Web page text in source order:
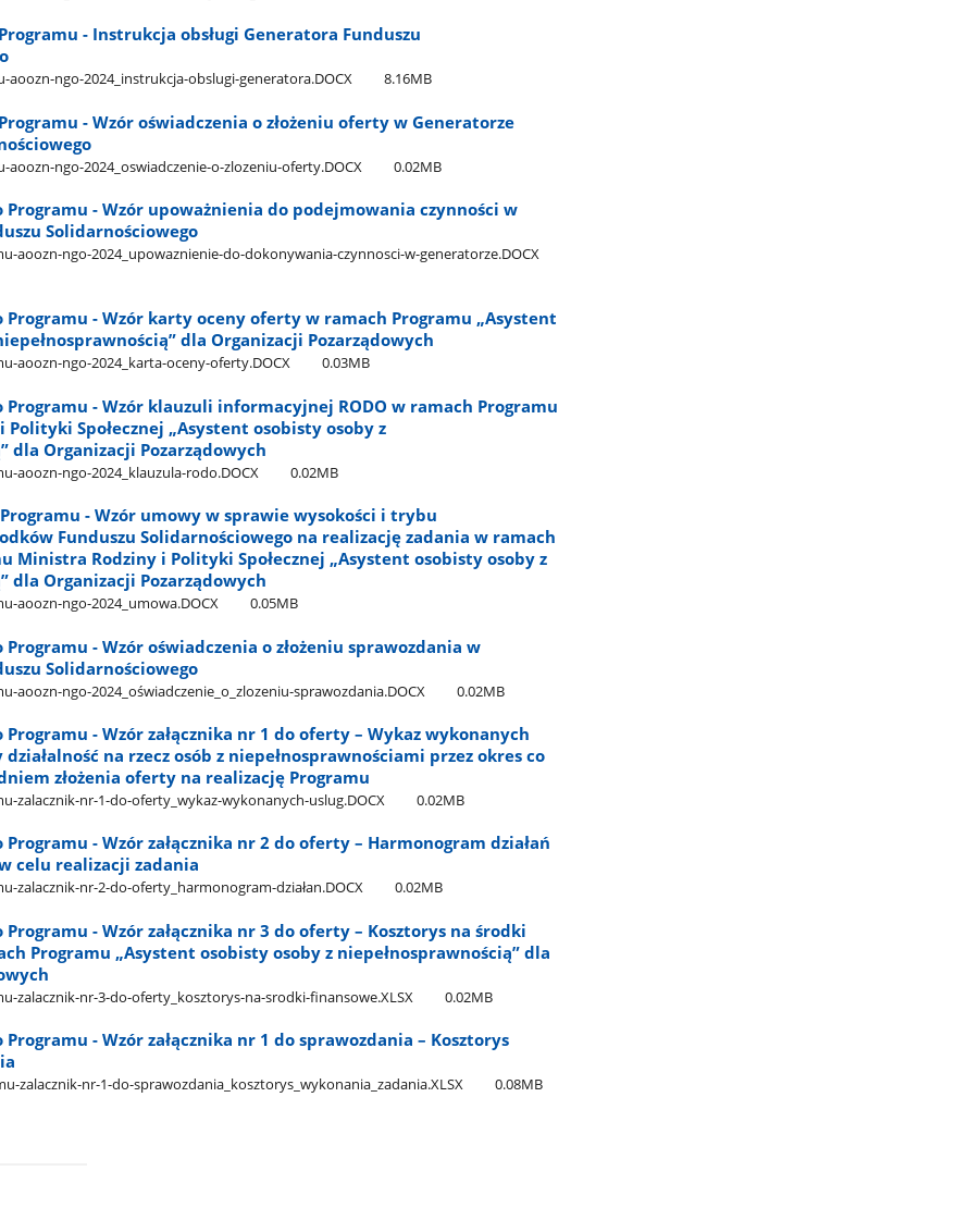
- Instrukcja obsługi Generatora Funduszu
aoozn-ngo-2024​_instrukcja-obslugi-generatora.DOCX 8.16MB
- Wzór oświadczenia o złożeniu oferty w Generatorze
ngo-2024​_oswiadczenie-o-zlozeniu-oferty.DOCX 0.02MB
Programu - Wzór upoważnienia do podejmowania czynności w
Solidarnościowego
aoozn-ngo-2024​_upowaznienie-do-dokonywania-czynnosci-w-generatorze.DOCX
Programu - Wzór karty oceny oferty w ramach Programu „Asystent
dla Organizacji Pozarządowych
aoozn-ngo-2024​_karta-oceny-oferty.DOCX 0.03MB
Programu - Wzór klauzuli informacyjnej RODO w ramach Programu
Społecznej „Asystent osobisty osoby z
dla Organizacji Pozarządowych
aoozn-ngo-2024​_klauzula-rodo.DOCX 0.02MB
- Wzór umowy w sprawie wysokości i trybu
Funduszu Solidarnościowego na realizację zadania w ramach
Ministra Rodziny i Polityki Społecznej „Asystent osobisty osoby z
dla Organizacji Pozarządowych
aoozn-ngo-2024​_umowa.DOCX 0.05MB
Programu - Wzór oświadczenia o złożeniu sprawozdania w
Solidarnościowego
aoozn-ngo-2024​_oświadczenie​_o​_zlozeniu-sprawozdania.DOCX 0.02MB
Programu - Wzór załącznika nr 1 do oferty – Wykaz wykonanych
na rzecz osób z niepełnosprawnościami przez okres co
złożenia oferty na realizację Programu
zalacznik-nr-1-do-oferty​_wykaz-wykonanych-uslug.DOCX 0.02MB
Programu - Wzór załącznika nr 2 do oferty – Harmonogram działań
celu realizacji zadania
zalacznik-nr-2-do-oferty​_harmonogram-działan.DOCX 0.02MB
Programu - Wzór załącznika nr 3 do oferty – Kosztorys na środki
Programu „Asystent osobisty osoby z niepełnosprawnością” dla
zalacznik-nr-3-do-oferty​_kosztorys-na-srodki-finansowe.XLSX 0.02MB
Programu - Wzór załącznika nr 1 do sprawozdania – Kosztorys
zalacznik-nr-1-do-sprawozdania​_kosztorys​_wykonania​_zadania.XLSX 0.08MB